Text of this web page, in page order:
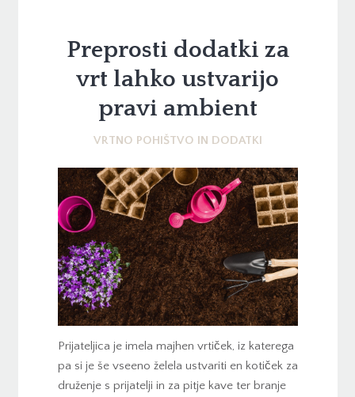
Preprosti dodatki za
vrt lahko ustvarijo
pravi ambient
VRTNO POHIŠTVO IN DODATKI
Prijateljica je imela majhen vrtiček, iz katerega
pa si je še vseeno želela ustvariti en kotiček za
druženje s prijatelji in za pitje kave ter branje